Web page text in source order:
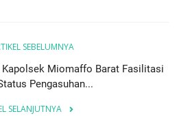
SEBELUMNYA
Kapolsek Miomaffo Barat Fasilitasi
Pengasuhan...
SELANJUTNYA